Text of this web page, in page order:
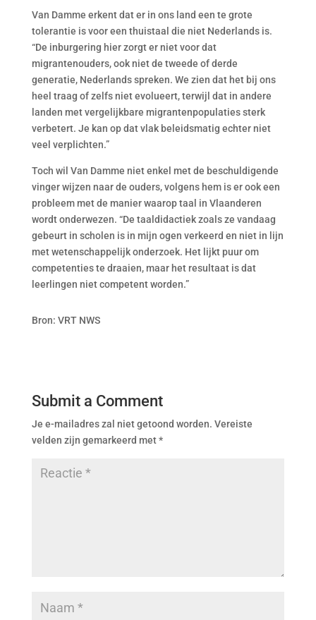
Van Damme erkent dat er in ons land een te grote
tolerantie is voor een thuistaal die niet Nederlands is.
“De inburgering hier zorgt er niet voor dat
migrantenouders, ook niet de tweede of derde
generatie, Nederlands spreken. We zien dat het bij ons
heel traag of zelfs niet evolueert, terwijl dat in andere
landen met vergelijkbare migrantenpopulaties sterk
verbetert. Je kan op dat vlak beleidsmatig echter niet
veel verplichten.”
Toch wil Van Damme niet enkel met de beschuldigende
vinger wijzen naar de ouders, volgens hem is er ook een
probleem met de manier waarop taal in Vlaanderen
wordt onderwezen. “De taaldidactiek zoals ze vandaag
gebeurt in scholen is in mijn ogen verkeerd en niet in lijn
met wetenschappelijk onderzoek. Het lijkt puur om
competenties te draaien, maar het resultaat is dat
leerlingen niet competent worden.”
Bron: VRT NWS
Submit a Comment
Je e-mailadres zal niet getoond worden. Vereiste
velden zijn gemarkeerd met*